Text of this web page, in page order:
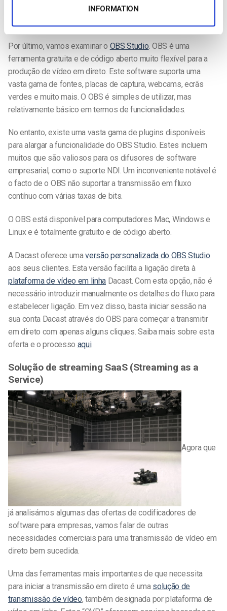
INFORMATION
A versão Broadcast ($999/ano) suporta 50 módulos
Estúdio OBS
Por último, vamos examinar o OBS Studio . OBS é uma
ferramenta gratuita e de código aberto muito flexível para a
produção de vídeo em direto. Este software suporta uma
vasta gama de fontes, placas de captura, webcams, ecrãs
verdes e muito mais. O OBS é simples de utilizar, mas
relativamente básico em termos de funcionalidades.
No entanto, existe uma vasta gama de plugins disponíveis
para alargar a funcionalidade do OBS Studio. Estes incluem
muitos que são valiosos para os difusores de software
empresarial, como o suporte NDI. Um inconveniente notável é
o facto de o OBS não suportar a transmissão em fluxo
contínuo com várias taxas de bits.
O OBS está disponível para computadores Mac, Windows e
Linux e é totalmente gratuito e de código aberto.
A Dacast oferece umaversão personalizada do OBS Studio
aos seus clientes. Esta versão facilita a ligação direta à
plataforma de vídeo em linha Dacast. Com esta opção, não é
necessário introduzir manualmente os detalhes do fluxo para
estabelecer ligação. Em vez disso, basta iniciar sessão na
sua conta Dacast através do OBS para começar a transmitir
em direto com apenas alguns cliques. Saiba mais sobre esta
oferta e o processo aqui.
Solução de streaming SaaS (Streaming as a
Service)
Agora que
já analisámos algumas das ofertas de codificadores de
software para empresas, vamos falar de outras
necessidades comerciais para uma transmissão de vídeo em
direto bem sucedida.
Uma das ferramentas mais importantes de que necessita
para iniciar a transmissão em direto é uma solução de
transmissão de vídeo, também designada por plataforma de